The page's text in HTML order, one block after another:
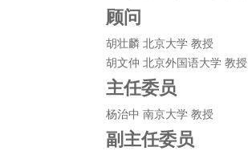
顾问
胡壮麟 北京大学 教授
胡文仲 北京外国语大学 教授
主任委员
杨治中 南京大学 教授
副主任委员